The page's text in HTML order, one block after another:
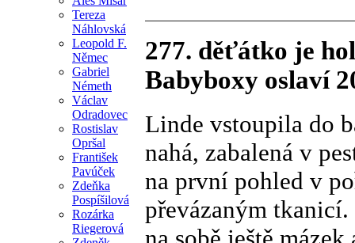
Tereza
Náhlovská
Leopold F.
Němec
Gabriel
Németh
Václav
Odradovec
Rostislav
Opršal
František
Pavúček
Zdeňka
Pospíšilová
Rozárka
Riegerová
277. děťátko je
Babyboxy oslaví
Linde vstoupila do
nahá, zabalená v
na první pohled v
převázaným